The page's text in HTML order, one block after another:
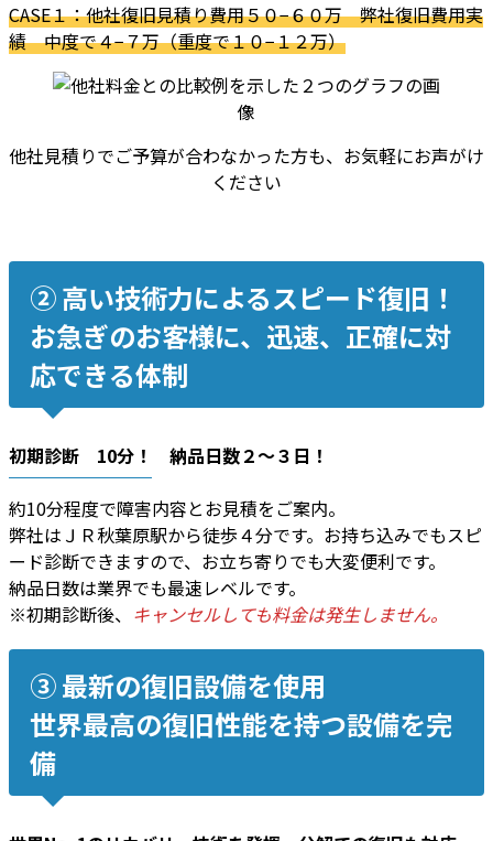
CASE１：他社復旧見積り費用５０−６０万 弊社復旧費用実
績 中度で４−７万（重度で１０−１２万）
他社見積りでご予算が合わなかった方も、お気軽にお声がけ
ください
② 高い技術力によるスピード復旧！
お急ぎのお客様に、迅速、正確に対
応できる体制
初期診断 10分！ 納品日数２〜３日！
約10分程度で障害内容とお見積をご案内。
弊社はＪＲ秋葉原駅から徒歩４分です。お持ち込みでもスピ
ード診断できますので、お立ち寄りでも大変便利です。
納品日数は業界でも最速レベルです。
※初期診断後、 キャンセルしても料金は発生しません。
③ 最新の復旧設備を使用
世界最高の復旧性能を持つ設備を完
備